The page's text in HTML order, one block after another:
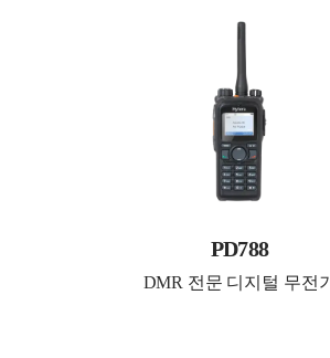
PD788
DMR 전문 디지털 무전기